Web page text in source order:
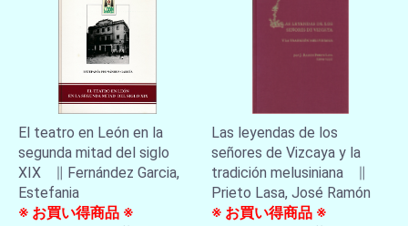
El teatro en León en la
segunda mitad del siglo
XIX ∥ Fernández Garcia,
Estefania
※ お買い得商品 ※
Las leyendas de los
señores de Vizcaya y la
tradición melusiniana ∥
Prieto Lasa, José Ramón
※ お買い得商品 ※